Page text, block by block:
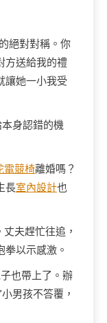
絕對對稱。你
方送給我的禮
讓她一小我受
身認錯的機
電競椅離婚嗎？
長室內設計也
丈夫趕忙往追，
以示感激。
也帶上了。辦
男孩不答覆，